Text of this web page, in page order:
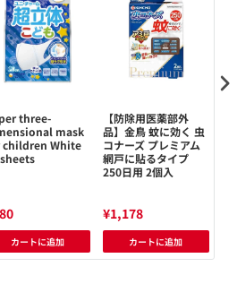
three-
mask
children White
カートに追加
【防除用医薬部外
品】金鳥 蚊に効く 虫
コナーズ プレミアム
網戸に貼るタイプ
250日用 2個入
¥1,178
カートに追加